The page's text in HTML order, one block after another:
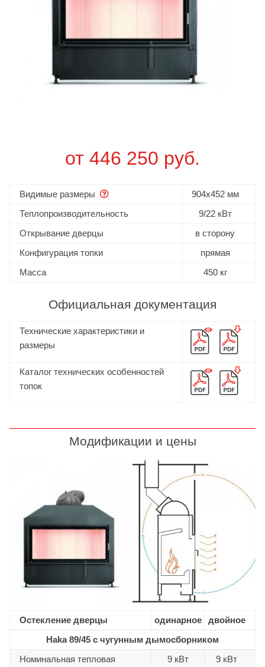
от 446 250 руб.
Видимые размеры
904x452 мм
Теплопроизводительность
9/22 кВт
Открывание дверцы
в сторону
Конфигурация топки
прямая
Масса
450 кг
Официальная документация
Технические характеристики и
размеры
Каталог технических особенностей
топок
Модификации и цены
Остекление дверцы одинарное
двойное
Haka 89/45 с чугунным дымосборником
Номинальная тепловая
9 кВт 9 кВт